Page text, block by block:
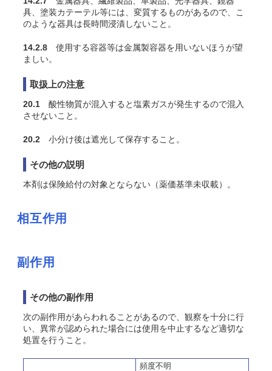
具、塗装カテーテル等には、変質するものがあるので、こ
のような器具は長時間浸漬しないこと。
14.2.8 使用する容器等は金属製容器を用いないほうが望
ましい。
取扱上の注意
20.1 酸性物質が混入すると塩素ガスが発生するので混入
させないこと。
20.2 小分け後は遮光して保存すること。
その他の説明
本剤は保険給付の対象とならない（薬価基準未収載）。
相互作用
副作用
その他の副作用
次の副作用があらわれることがあるので、観察を十分に行
い、異常が認められた場合には使用を中止するなど適切な
処置を行うこと。
頻度不明